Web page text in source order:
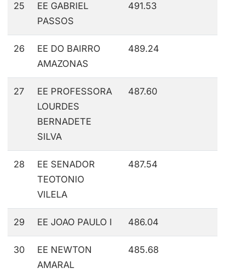
25
EE GABRIEL
PASSOS
491.53
26
EE DO BAIRRO
AMAZONAS
489.24
27
EE PROFESSORA
LOURDES
BERNADETE
SILVA
487.60
28
EE SENADOR
TEOTONIO
VILELA
487.54
29 EE JOAO PAULO I 486.04
30
EE NEWTON
AMARAL
485.68